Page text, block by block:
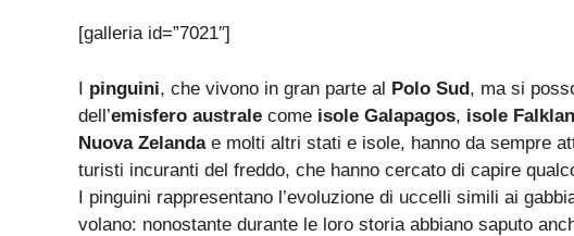
[galleria id=”7021″]
I pinguini, che vivono in gran parte al Polo Sud, ma si
dell’emisfero australe come isole Galapagos, isole
Nuova Zelandae molti altri stati e isole, hanno da sempre
turisti incuranti del freddo, che hanno cercato di capire
I pinguini rappresentano l’evoluzione di uccelli simili ai
volano: nonostante durante le loro storia abbiano saputo